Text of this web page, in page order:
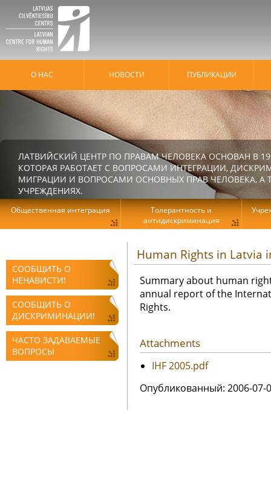
СООБЩИТЬ О
НЕНАВИСТИ!
СООБЩИТЬ О
ДИСКРИМИНАЦИИ!
ЧАСТО ЗАДАВАЕМЫЕ
ВОПРОСЫ
Human Rights in Latvia
Summary about human
annual report of the
Rights.
Attachments
IHF 2005.pdf
Oпубликованный: 2006-07-
О НАС HОВОСТИ ПУБЛИКАЦИИ
ЛАТВИЙСКИЙ ЦЕНТР ПО ПРАВАМ ЧЕЛОВЕКА ОСНОВАН В
КОТОРАЯ РАБОТАЕТ С ВОПРОСАМИ ИНТЕГРАЦИИ,
МИГРАЦИИ И ВОПРОСАМИ ОСНОВНЫХ ПРАВ ЧЕЛОВЕКА, А
УЧРЕЖДЕНИЯХ.
Общественная интеграция
Толерантность и
антидискриминация